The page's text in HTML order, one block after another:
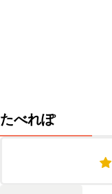
たべれぽ